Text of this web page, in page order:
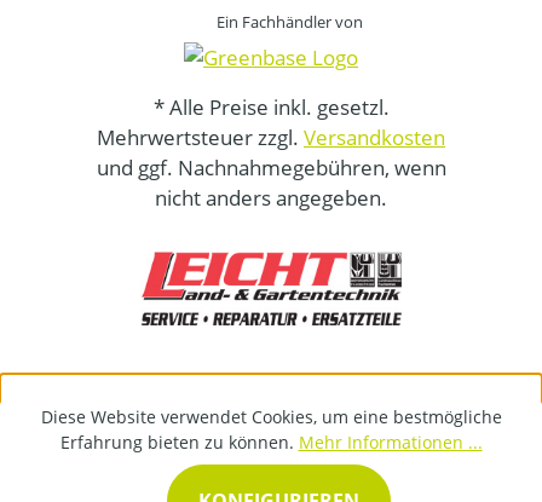
Ein Fachhändler von
* Alle Preise inkl. gesetzl.
Mehrwertsteuer zzgl. Versandkosten
und ggf. Nachnahmegebühren, wenn
nicht anders angegeben.
Diese Website verwendet Cookies, um eine bestmögliche
Erfahrung bieten zu können. Mehr Informationen ...